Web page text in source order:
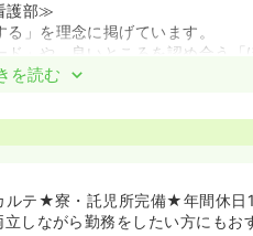
護部≫
」を理念に掲げています。
」や、良いところを認め合う「
キと働ける職場づくりを行って
中途組です。そのため、入社後
るからこそのフォローや教育を
を読む
ルテ★寮・託児所完備★年間休
しながら勤務をしたい方にもお